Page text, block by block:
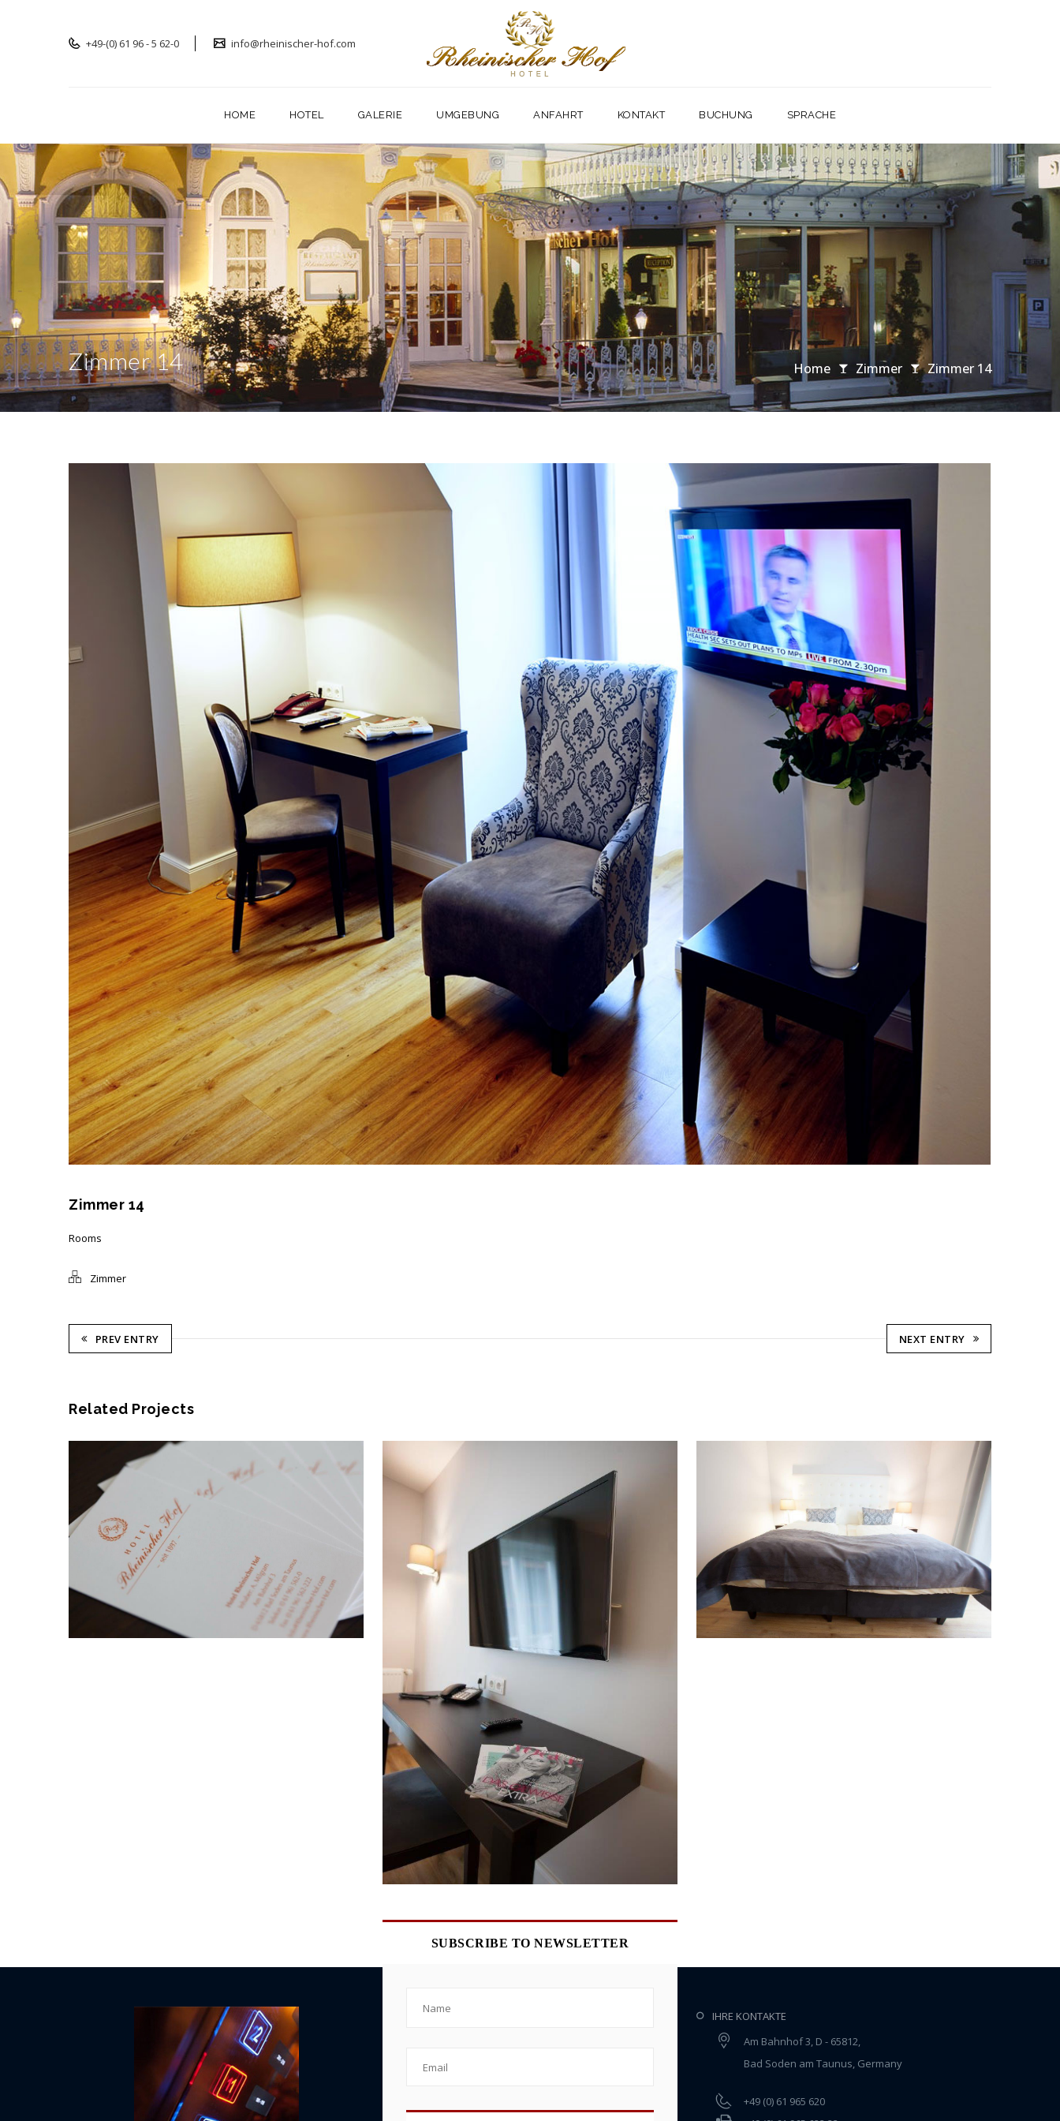
+49-(0) 61 96 - 5 62-0 info@rheinischer-hof.com
HOME HOTEL GALERIE UMGEBUNG ANFAHRT KONTAKT BUCHUNG SPRACHE
Zimmer 14 Home Zimmer Zimmer 14
Zimmer 14
Rooms
Zimmer
PREV ENTRY NEXT ENTRY
Related Projects
SUBSCRIBE TO NEWSLETTER
IHRE KONTAKTE
Am Bahnhof 3, D - 65812,
Bad Soden am Taunus, Germany
+49 (0) 61 965 620